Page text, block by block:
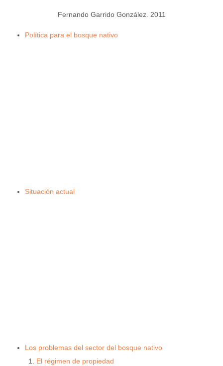
Fernando Garrido González. 2011
Política para el bosque nativo
Situación actual
Los problemas del sector del bosque nativo
El régimen de propiedad